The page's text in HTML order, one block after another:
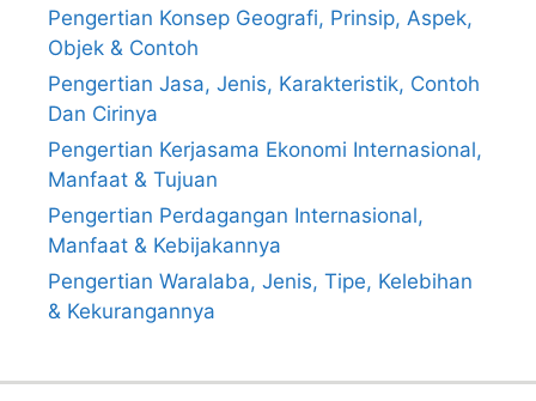
Pengertian Konsep Geografi, Prinsip, Aspek,
Objek & Contoh
Pengertian Jasa, Jenis, Karakteristik, Contoh
Dan Cirinya
Pengertian Kerjasama Ekonomi Internasional,
Manfaat & Tujuan
Pengertian Perdagangan Internasional,
Manfaat & Kebijakannya
Pengertian Waralaba, Jenis, Tipe, Kelebihan
& Kekurangannya